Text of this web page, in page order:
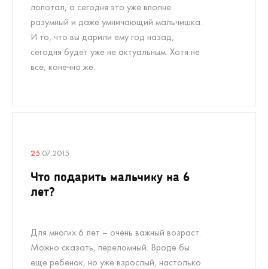
лопотал, а сегодня это уже вполне
разумный и даже умничающий мальчишка.
И то, что вы дарили ему год назад,
сегодня будет уже не актуальным. Хотя не
все, конечно же.
25.07.2015
Что подарить мальчику на 6
лет?
Для многих 6 лет – очень важный возраст.
Можно сказать, переломный. Вроде бы
еще ребенок, но уже взрослый, настолько